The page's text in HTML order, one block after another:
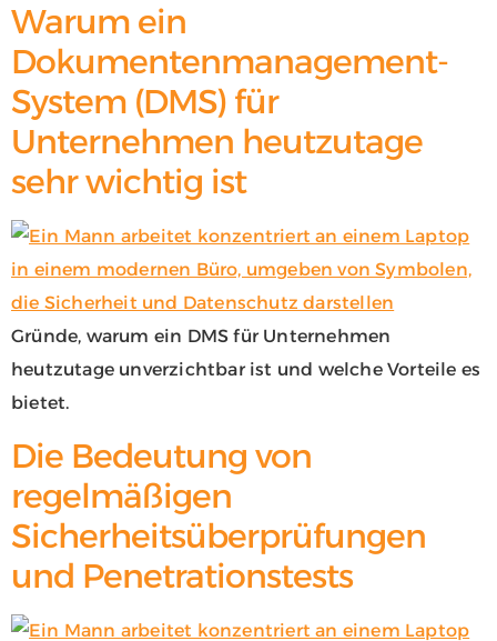
Warum ein
Dokumentenmanagement-
System (DMS) für
Unternehmen heutzutage
sehr wichtig ist
Gründe, warum ein DMS für Unternehmen
heutzutage unverzichtbar ist und welche Vorteile es
bietet.
Die Bedeutung von
regelmäßigen
Sicherheitsüberprüfungen
und Penetrationstests